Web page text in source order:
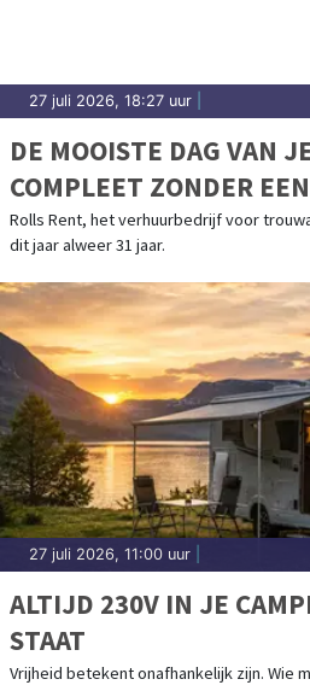
27 juli 2026, 18:27 uur
DE MOOISTE DAG VAN
COMPLEET ZONDER
TROUWAUTO
Rolls Rent, het verhuurbedrijf voor
dit jaar alweer 31 jaar.
27 juli 2026, 11:00 uur
ALTIJD 230V IN JE
STAAT
Vrijheid betekent onafhankelijk zijn. Wie